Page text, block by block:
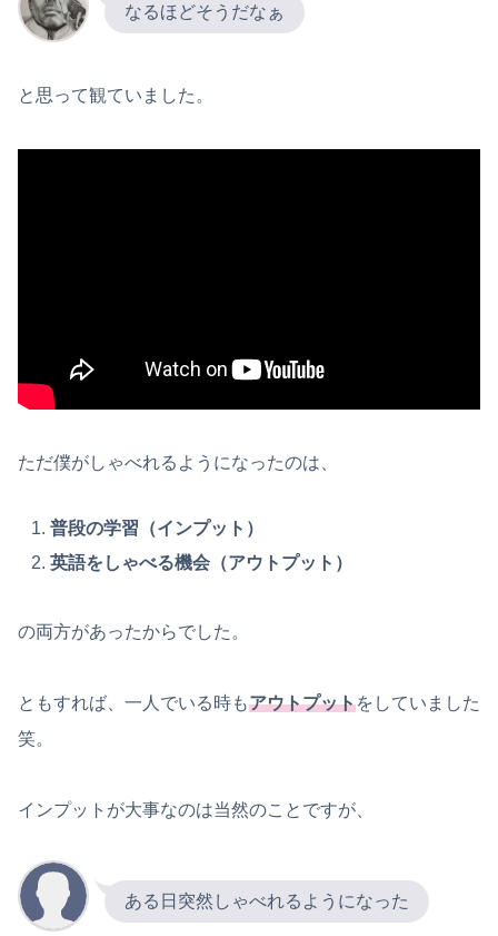
なるほどそうだなぁ
と思って観ていました。
ただ僕がしゃべれるようになったのは、
普段の学習（インプット）
英語をしゃべる機会（アウトプット）
の両方があったからでした。
ともすれば、一人でいる時もアウトプットをしていました
笑。
インプットが大事なのは当然のことですが、
ある日突然しゃべれるようになった